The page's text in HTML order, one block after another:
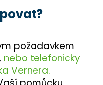
požadavkem
nebo telefonicky
Vernera.